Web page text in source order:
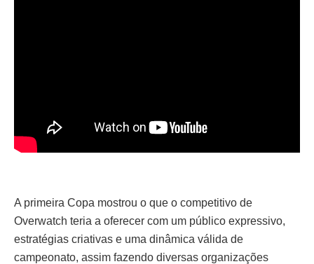
A primeira Copa mostrou o que o competitivo de
Overwatch teria a oferecer com um público expressivo,
estratégias criativas e uma dinâmica válida de
campeonato, assim fazendo diversas organizações